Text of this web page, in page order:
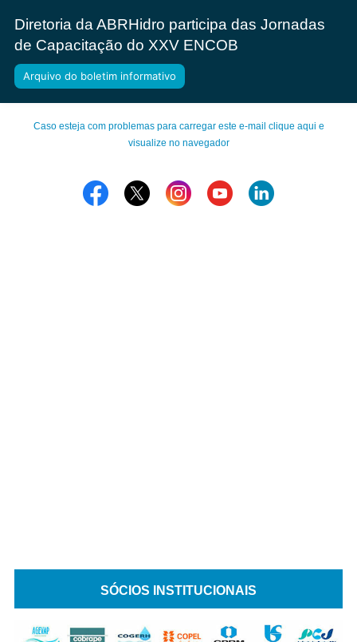
Diretoria da ABRHidro participa das Jornadas
de Capacitação do XXV ENCOB
Arquivo do boletim informativo
Caso esteja com problemas para carregar este e-mail clique aqui e
visualize no navegador
SÓCIOS INSTITUCIONAIS